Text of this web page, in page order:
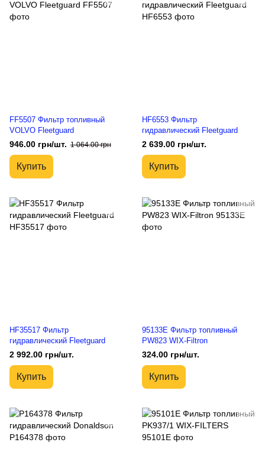
FF5507 Фильтр топливный
VOLVO Fleetguard
946.00 грн/шт. 1 064.00 грн
Купить
HF6553 Фильтр
гидравлический Fleetguard
2 639.00 грн/шт.
Купить
HF35517 Фильтр
гидравлический Fleetguard
2 992.00 грн/шт.
Купить
95133E Фильтр топливный
PW823 WIX-Filtron
324.00 грн/шт.
Купить